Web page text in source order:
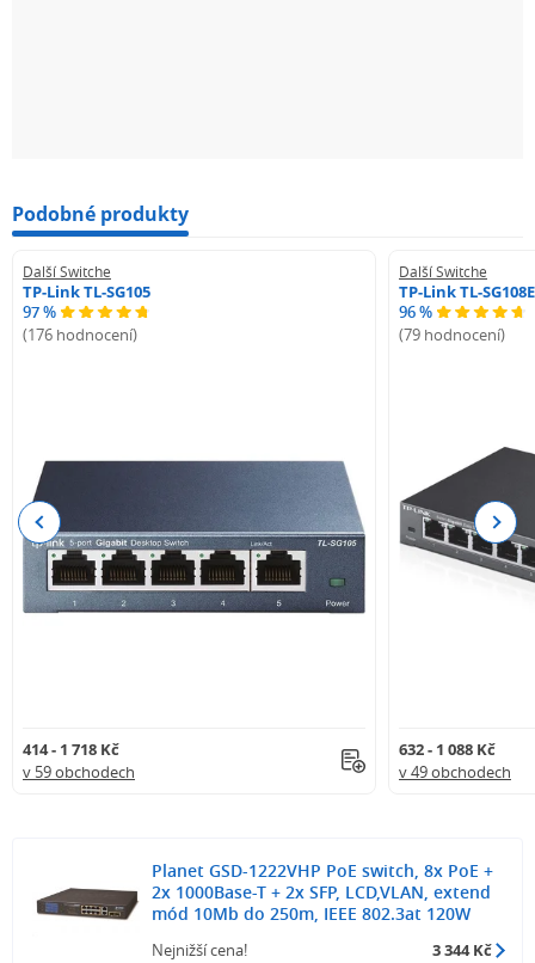
Podobné produkty
Další Switche
TP-Link TL-SG105
97 %
(176 hodnocení)
414 - 1 718 Kč
v 59 obchodech
Další Switche
TP-Link TL-SG108E
96 %
(79 hodnocení)
632 - 1 088 Kč
v 49 obchodech
Previous Next
Planet GSD-1222VHP PoE switch, 8x PoE +
2x 1000Base-T + 2x SFP, LCD,VLAN, extend
mód 10Mb do 250m, IEEE 802.3at 120W
Nejnižší cena! 3 344 Kč